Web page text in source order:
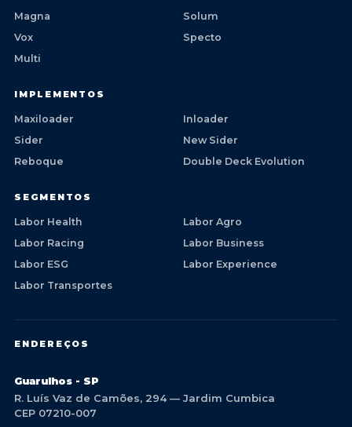
Magna
Solum
Vox
Specto
Multi
IMPLEMENTOS
Maxiloader
Inloader
Sider
New Sider
Reboque
Double Deck Evolution
SEGMENTOS
Labor Health
Labor Agro
Labor Racing
Labor Business
Labor ESG
Labor Experience
Labor Transportes
ENDEREÇOS
Guarulhos - SP
R. Luís Vaz de Camões, 294 — Jardim Cumbica
CEP 07210-007